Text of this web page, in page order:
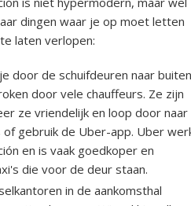
dingen waar je op moet letten
laten verlopen:
door de schuifdeuren naar
door vele chauffeurs. Ze zijn
ze vriendelijk en loop door
gebruik de Uber-app. Uber
en is vaak goedkoper en
die voor de deur staan.
in de aankomsthal